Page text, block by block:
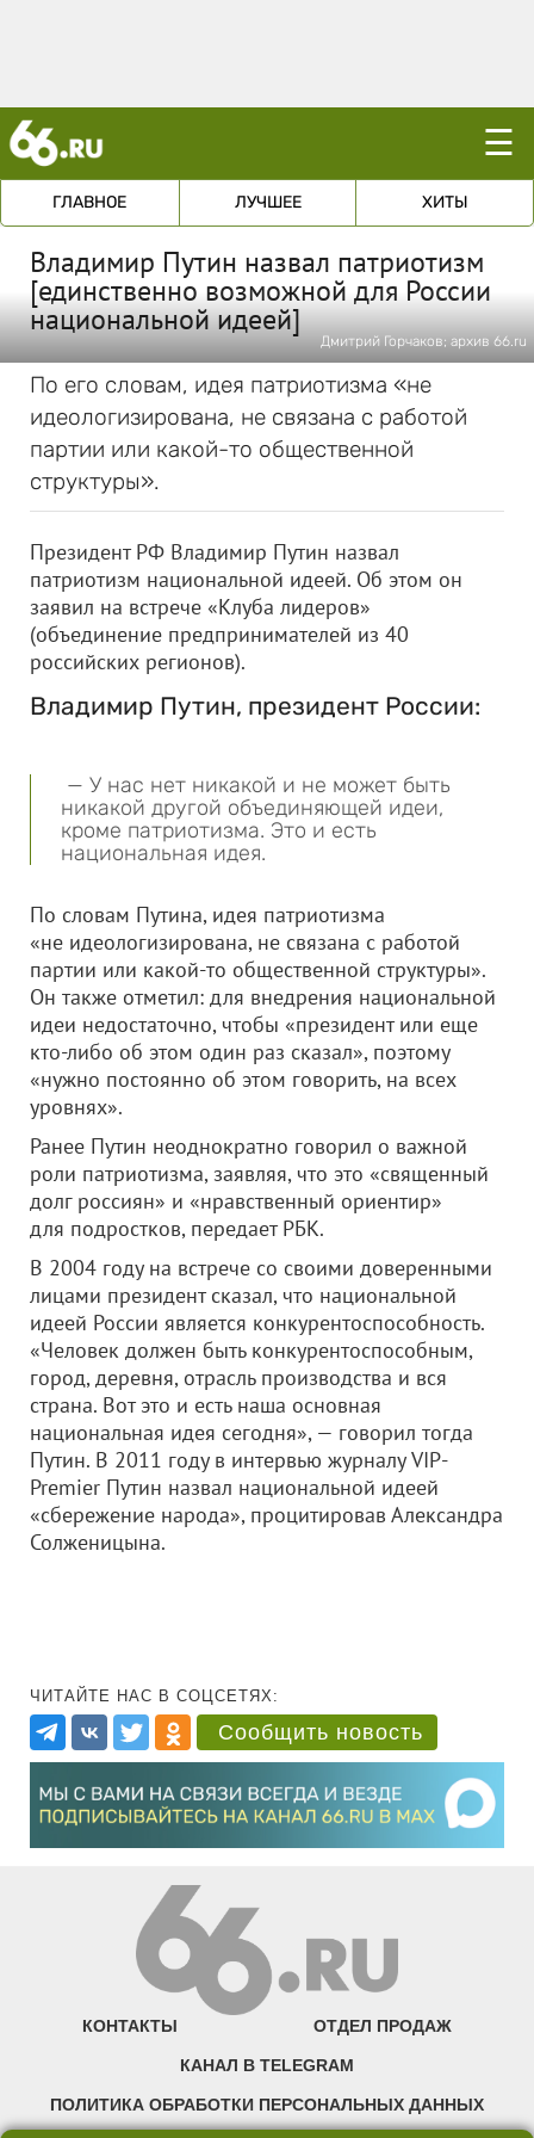
☰
ГЛАВНОЕ ЛУЧШЕЕ ХИТЫ
Владимир Путин назвал патриотизм
[единственно возможной для России
национальной идеей]
Дмитрий Горчаков; архив 66.ru
По его словам, идея патриотизма «не
идеологизирована, не связана с работой
партии или какой-то общественной
структуры».
Президент РФ Владимир Путин назвал
патриотизм национальной идеей. Об этом он
заявил на встрече «Клуба лидеров»
(объединение предпринимателей из 40
российских регионов).
Владимир Путин, президент России:
— У нас нет никакой и не может быть
никакой другой объединяющей идеи,
кроме патриотизма. Это и есть
национальная идея.
По словам Путина, идея патриотизма
«не идеологизирована, не связана с работой
партии или какой-то общественной структуры».
Он также отметил: для внедрения национальной
идеи недостаточно, чтобы «президент или еще
кто-либо об этом один раз сказал», поэтому
«нужно постоянно об этом говорить, на всех
уровнях».
Ранее Путин неоднократно говорил о важной
роли патриотизма, заявляя, что это «священный
долг россиян» и «нравственный ориентир»
для подростков, передает РБК.
В 2004 году на встрече со своими доверенными
лицами президент сказал, что национальной
идеей России является конкурентоспособность.
«Человек должен быть конкурентоспособным,
город, деревня, отрасль производства и вся
страна. Вот это и есть наша основная
национальная идея сегодня», — говорил тогда
Путин. В 2011 году в интервью журналу VIP-
Premier Путин назвал национальной идеей
«сбережение народа», процитировав Александра
Солженицына.
ЧИТАЙТЕ НАС В СОЦСЕТЯХ:
Сообщить новость
КОНТАКТЫ ОТДЕЛ ПРОДАЖ
КАНАЛ В TELEGRAM
ПОЛИТИКА ОБРАБОТКИ ПЕРСОНАЛЬНЫХ ДАННЫХ